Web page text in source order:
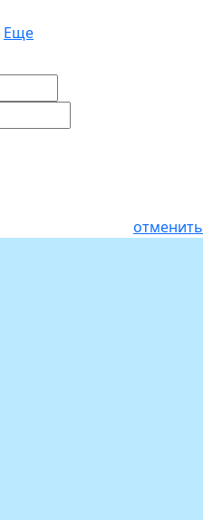
Еще
отменить